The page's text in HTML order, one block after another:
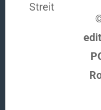
Streit